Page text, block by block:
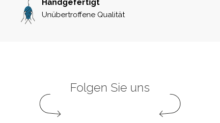
Handgefertigt
Unübertroffene Qualität
Folgen Sie uns